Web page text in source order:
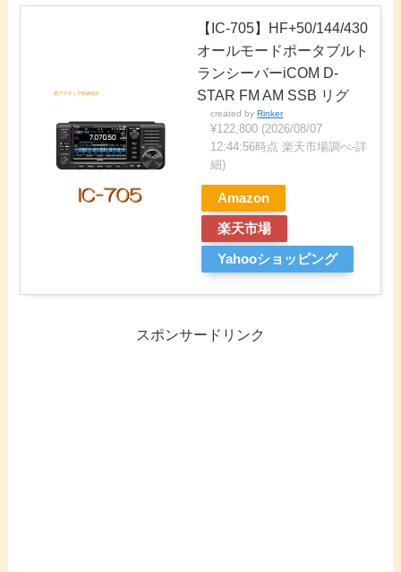
【IC-705】HF+50/144/430
オールモードポータブルト
ランシーバーiCOM D-
STAR FM AM SSB リグ
created byRinker
¥122,800 (2026/08/07
12:44:56時点 楽天市場調べ-詳
細)
Amazon
楽天市場
Yahooショッピング
スポンサードリンク